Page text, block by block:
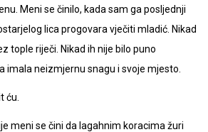
Meni se činilo, kada sam ga posljednji
lica progovara vječiti mladić. Nikad
tople riječi. Nikad ih nije bilo puno
imala neizmjernu snagu i svoje mjesto.
ću.
meni se čini da lagahnim koracima žuri